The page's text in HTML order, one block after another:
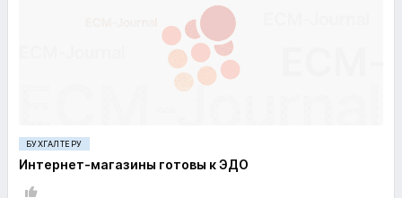
БУХГАЛТЕРУ
Интернет-магазины готовы к ЭДО